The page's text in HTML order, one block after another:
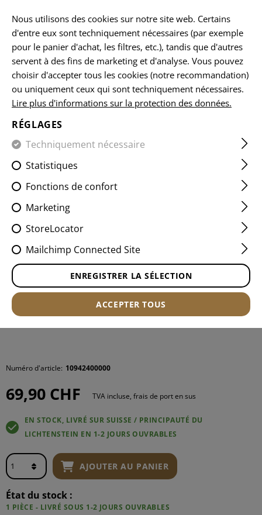
jour férié sur 15.08.2026.
ACCUEIL VÊTEMENTS PANTS KNEEPADS P8 KNEE
P8 KNEE PAD
Numéro d'article: 10942400000
69,90 CHF TVA incluse, frais de port en sus
EN STOCK, LIVRÉ SUR SUISSE / PRINCIPAUTÉ DU
LICHTENSTEIN EN 1-2 JOURS OUVRABLES
AJOUTER AU PANIER
État du stock :
1 PIÈCE - LIVRÉ SOUS 1-2 JOURS OUVRABLES
Nous utilisons des cookies sur notre site web. Certains
d'entre eux sont techniquement nécessaires (par exemple
pour le panier d'achat, les filtres, etc.), tandis que d'autres
servent à des fins de marketing et d'analyse. Vous pouvez
choisir d'accepter tous les cookies (notre recommandation)
ou uniquement ceux qui sont techniquement nécessaires.
Lire plus d'informations sur la protection des données.
RÉGLAGES
Techniquement nécessaire
Statistiques
Fonctions de confort
Marketing
StoreLocator
Mailchimp Connected Site
ENREGISTRER LA SÉLECTION
ACCEPTER TOUS